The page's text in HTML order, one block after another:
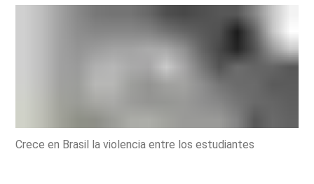
Crece en Brasil la violencia entre los estudiantes